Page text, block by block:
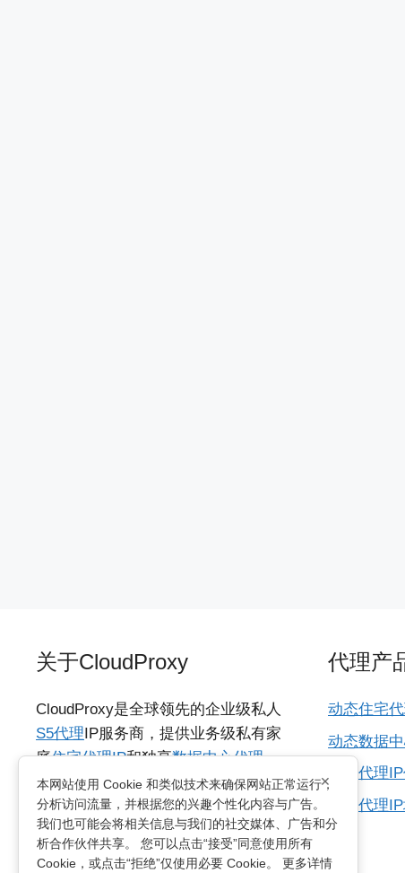
关于CloudProxy
CloudProxy是全球领先的企业级私人
S5代理IP服务商，提供业务级私有家
庭住宅代理IP和独享数据中心代理
IP，具备城市级动态IP资源，支持
HTTP/SOCKS5协议，适用于各种多国
网络访问需求的业务。支持无限制并
发连接及动态轮换和粘性会话两种方
代理产
动态住宅
动态数据
海外代理
所有代理
×
本网站使用 Cookie 和类似技术来确保网站正常运行，
分析访问流量，并根据您的兴趣个性化内容与广告。
我们也可能会将相关信息与我们的社交媒体、广告和分
析合作伙伴共享。 您可以点击“接受”同意使用所有
Cookie，或点击“拒绝”仅使用必要 Cookie。 更多详情